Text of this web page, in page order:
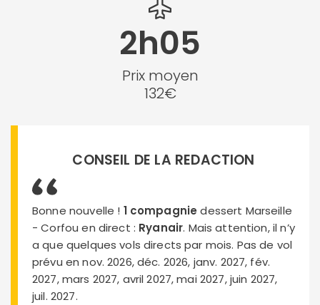
2h05
Prix moyen
132€
CONSEIL DE LA REDACTION
Bonne nouvelle ! 1 compagnie dessert Marseille
- Corfou en direct : Ryanair. Mais attention, il n’y
a que quelques vols directs par mois. Pas de vol
prévu en nov. 2026, déc. 2026, janv. 2027, fév.
2027, mars 2027, avril 2027, mai 2027, juin 2027,
juil. 2027.